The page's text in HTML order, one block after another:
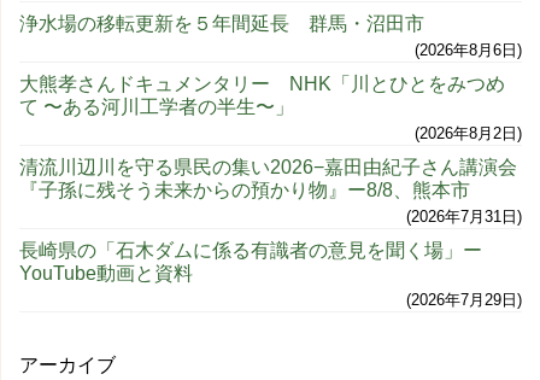
浄水場の移転更新を５年間延長 群馬・沼田市
2026年8月6日
大熊孝さんドキュメンタリー NHK「川とひとをみつめ
て 〜ある河川工学者の半生〜」
2026年8月2日
清流川辺川を守る県民の集い2026−嘉田由紀子さん講演会
『子孫に残そう未来からの預かり物』ー8/8、熊本市
2026年7月31日
長崎県の「石木ダムに係る有識者の意見を聞く場」ー
YouTube動画と資料
2026年7月29日
アーカイブ